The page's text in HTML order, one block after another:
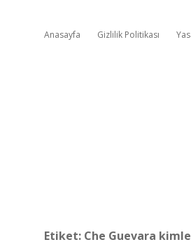
Anasayfa Gizlilik Politikası
Etiket: Che Guevara